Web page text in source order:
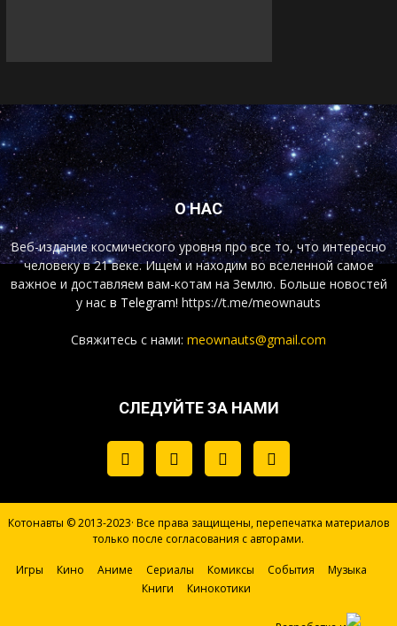
О НАС
Веб-издание космического уровня про все то, что интересно
человеку в 21 веке. Ищем и находим во вселенной самое
важное и доставляем вам-котам на Землю. Больше новостей
у нас в Telegram! https://t.me/meownauts
Свяжитесь с нами: meownauts@gmail.com
СЛЕДУЙТЕ ЗА НАМИ
Котонавты © 2013-2023· Все права защищены, перепечатка материалов
только после согласования с авторами.
Игры Кино Аниме Сериалы Комиксы События
Музыка
Книги
Кинокотики